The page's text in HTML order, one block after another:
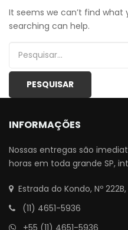
It seems we can’t find what
searching can help.
INFORMAÇÕES
Nossas entregas são
horas em toda grande SP,
Estrada do Kondo, Nº
(11) 4651-5936
+55 (11) 4651-5936